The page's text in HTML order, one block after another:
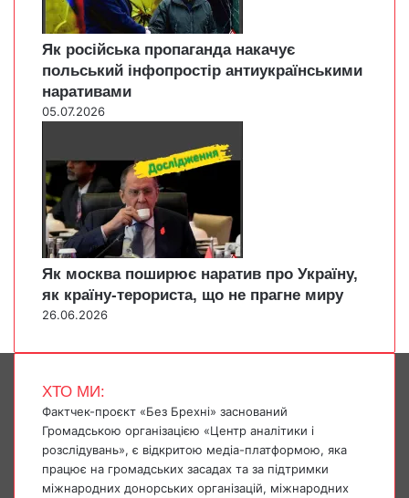
Як російська пропаганда накачує
польський інфопростір антиукраїнськими
наративами
05.07.2026
Як москва поширює наратив про Україну,
як країну-терориста, що не прагне миру
26.06.2026
ХТО МИ:
Фактчек-проєкт «Без Брехні» заснований
Громадською організацією «Центр аналітики і
розслідувань», є відкритою медіа-платформою, яка
працює на громадських засадах та за підтримки
міжнародних донорських організацій, міжнародних